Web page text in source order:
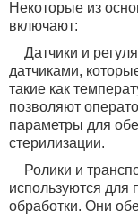
Некоторые из
включают:
Датчики и
датчиками,
такие как
позволяют
параметры для
стерилизации.
Ролики и
используются для
обработки. Они